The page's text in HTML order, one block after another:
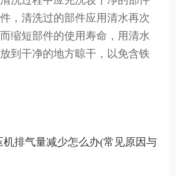
，清洗过的部件应用清水再次
缩短部件的使用寿命，用清水
到干净的地方晾干，以免含铁
机排气量减少怎么办(常见原因与